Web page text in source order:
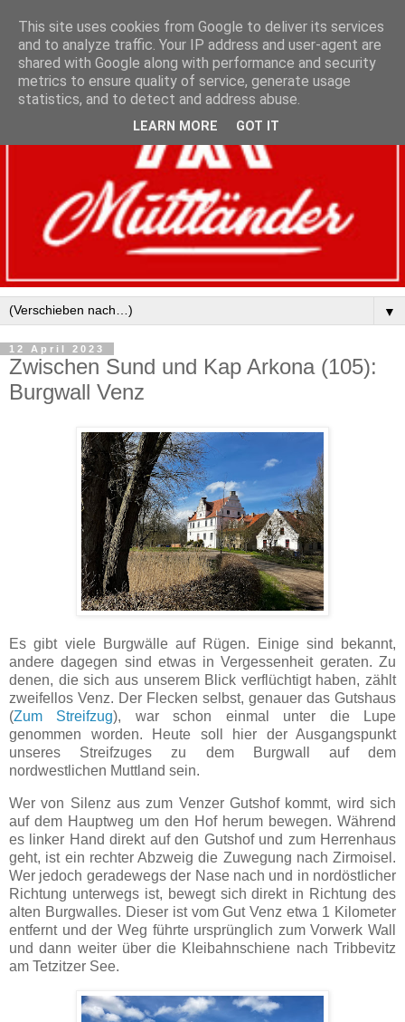
▼
12 April 2023
Zwischen Sund und Kap Arkona (105):
Burgwall Venz
Es gibt viele Burgwälle auf Rügen. Einige sind bekannt,
andere dagegen sind etwas in Vergessenheit geraten. Zu
denen, die sich aus unserem Blick verflüchtigt haben, zählt
zweifellos Venz. Der Flecken selbst, genauer das Gutshaus
(Zum Streifzug), war schon einmal unter die Lupe
genommen worden. Heute soll hier der Ausgangspunkt
unseres Streifzuges zu dem Burgwall auf dem
nordwestlichen Muttland sein.
Wer von Silenz aus zum Venzer Gutshof kommt, wird sich
auf dem Hauptweg um den Hof herum bewegen. Während
es linker Hand direkt auf den Gutshof und zum Herrenhaus
geht, ist ein rechter Abzweig die Zuwegung nach Zirmoisel.
Wer jedoch geradewegs der Nase nach und in nordöstlicher
Richtung unterwegs ist, bewegt sich direkt in Richtung des
alten Burgwalles. Dieser ist vom Gut Venz etwa 1 Kilometer
entfernt und der Weg führte ursprünglich zum Vorwerk Wall
und dann weiter über die Kleibahnschiene nach Tribbevitz
am Tetzitzer See.
This site uses cookies from Google to deliver its services
and to analyze traffic. Your IP address and user-agent are
shared with Google along with performance and security
metrics to ensure quality of service, generate usage
statistics, and to detect and address abuse.
LEARN MORE GOT IT